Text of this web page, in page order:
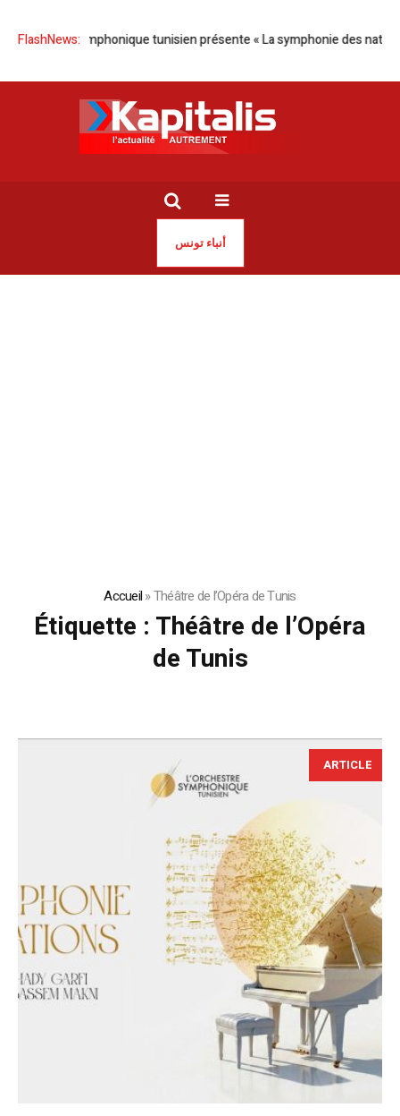
FlashNews:
symphonique tunisien présente « La symphonie des nations »
أنباء تونس
Accueil»Théâtre de l’Opéra de Tunis
Étiquette : Théâtre de l’Opéra
de Tunis
ARTICLE